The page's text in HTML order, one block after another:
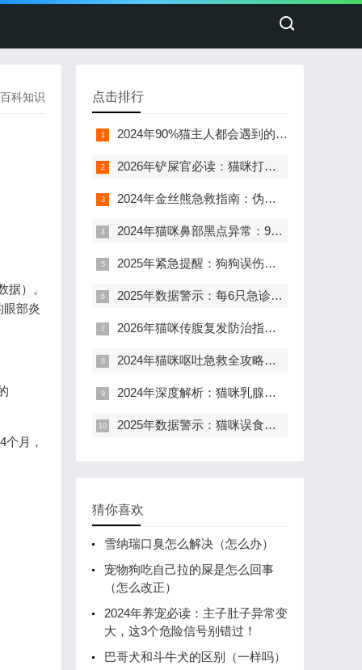
科知识
）。
部炎
月，
点击排行
2024年90%猫主人都会遇到的眼部危机：3招化解猫咪流泪眼困境
2026年铲屎官必读：猫咪打喷嚏、流眼泪、泪痕重，7大原因与科学处理全指南
2024年金丝熊急救指南：伪冬眠后爪肿嗜睡的7个关键处理步骤
2024年猫咪鼻部黑点异常：90%铲屎官忽略的5个关键诊断信息
2025年紧急提醒：狗狗误伤后呕吐带血，这5个救命步骤千万不能错！
2025年数据警示：每6只急诊狗狗就有1只因误食异物，鸡骨头成头号杀手！
2026年猫咪传腹复发防治指南：3周441治疗后白球比0.4的深度解析
2024年猫咪呕吐急救全攻略：5个关键信号决定生死时速
2024年深度解析：猫咪乳腺肿瘤肺转移，每一步选择都关乎生命长度
2025年数据警示：猫咪误食消毒液，每3只就有1只肾衰！资深宠护师揭秘黄金4小时急救与终身预防方案
猜你喜欢
雪纳瑞口臭怎么解决（怎么办）
宠物狗吃自己拉的屎是怎么回事
（怎么改正）
2024年养宠必读：主子肚子异常变
大，这3个危险信号别错过！
巴哥犬和斗牛犬的区别（一样吗）